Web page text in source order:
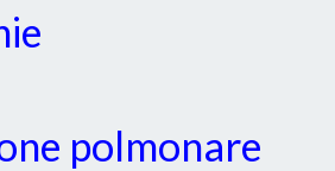
polmonare